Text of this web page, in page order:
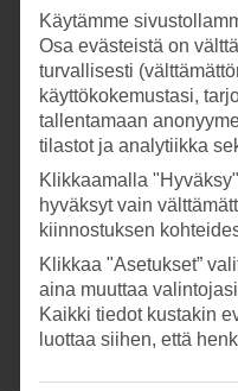
Käytämme
Osa evästeistä on
turvallisesti
käyttökokemustasi,
tallentamaan
tilastot ja analytiikka
Klikkaamalla
hyväksyt vain
kiinnostuksen
Klikkaa "Asetukset”
aina muuttaa
Kaikki tiedot kustakin
luottaa siihen, että